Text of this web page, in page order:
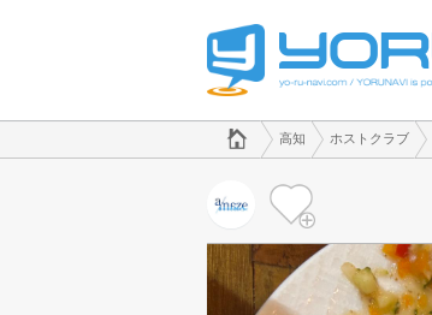
でホストクラブのことなら、ホストクラブ amaze([kana])
高知県版
高知 ホストクラブ